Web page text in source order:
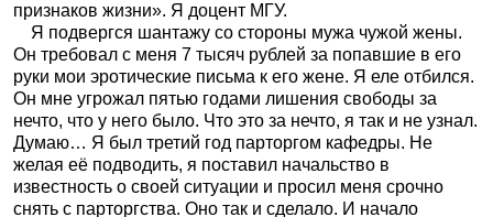
признаков жизни». Я доцент МГУ.
Я подвергся шантажу со стороны мужа чужой жены.
Он требовал с меня 7 тысяч рублей за попавшие в его
руки мои эротические письма к его жене. Я еле отбился.
Он мне угрожал пятью годами лишения свободы за
нечто, что у него было. Что это за нечто, я так и не узнал.
Думаю… Я был третий год парторгом кафедры. Не
желая её подводить, я поставил начальство в
известность о своей ситуации и просил меня срочно
снять с парторгства. Оно так и сделало. И начало